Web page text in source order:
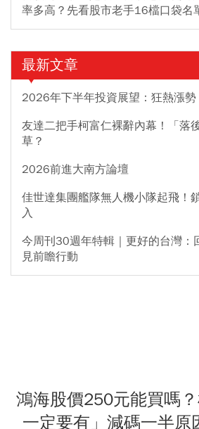
率多高？先看股市老手16檔口袋名
最新文章
2026年下半年投資展望：狂熱漲
友達二把手柯富仁裸辭內幕！「落
草？
2026前進大南方論壇
佳世達集團艦隊無人機小隊起飛！
入
今周刊30週年特輯｜更好的台灣：
見前瞻行動
鴻海股價250元能買嗎
一定要有」減碼一半原